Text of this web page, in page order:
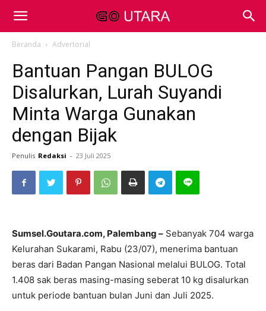
Beranda Advertorial
Bantuan Pangan BULOG
Disalurkan, Lurah Suyandi
Minta Warga Gunakan
dengan Bijak
Penulis Redaksi - 23 Juli 2025
Sumsel.Goutara.com, Palembang – Sebanyak 704 warga
Kelurahan Sukarami, Rabu (23/07), menerima bantuan
beras dari Badan Pangan Nasional melalui BULOG. Total
1.408 sak beras masing-masing seberat 10 kg disalurkan
untuk periode bantuan bulan Juni dan Juli 2025.